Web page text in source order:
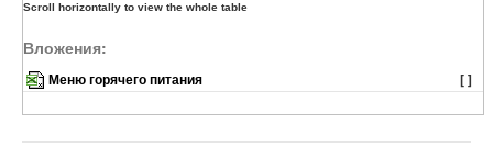
Вложения:
Меню горячего питания [ ]